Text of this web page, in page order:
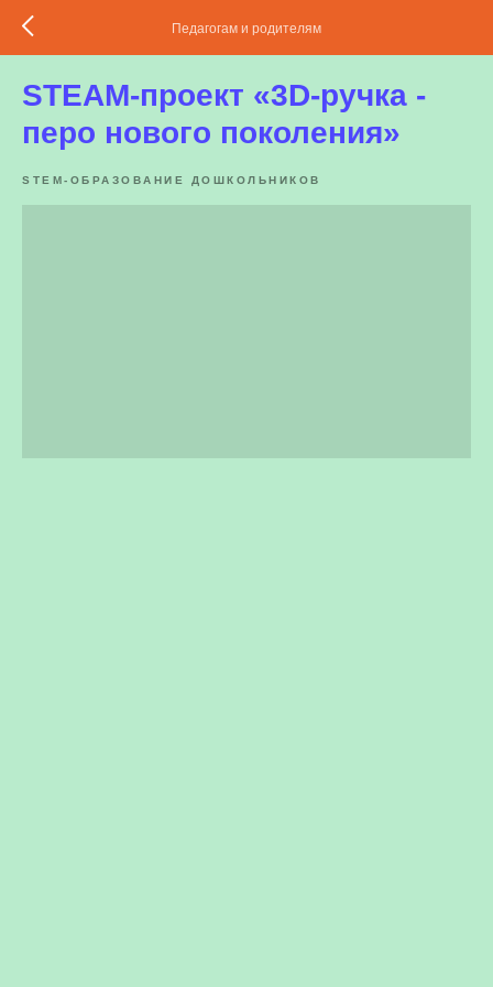
Педагогам и родителям
STEAM-проект «3D-ручка -
перо нового поколения»
STEM-ОБРАЗОВАНИЕ ДОШКОЛЬНИКОВ